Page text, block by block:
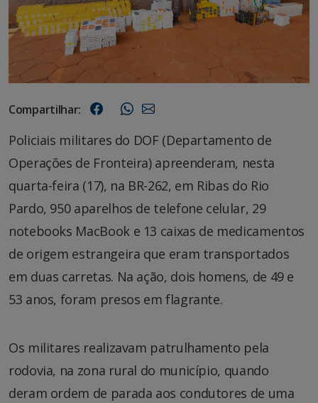
Compartilhar:
Policiais militares do DOF (Departamento de
Operações de Fronteira) apreenderam, nesta
quarta-feira (17), na BR-262, em Ribas do Rio
Pardo, 950 aparelhos de telefone celular, 29
notebooks MacBook e 13 caixas de medicamentos
de origem estrangeira que eram transportados
em duas carretas. Na ação, dois homens, de 49 e
53 anos, foram presos em flagrante.
Os militares realizavam patrulhamento pela
rodovia, na zona rural do município, quando
deram ordem de parada aos condutores de uma